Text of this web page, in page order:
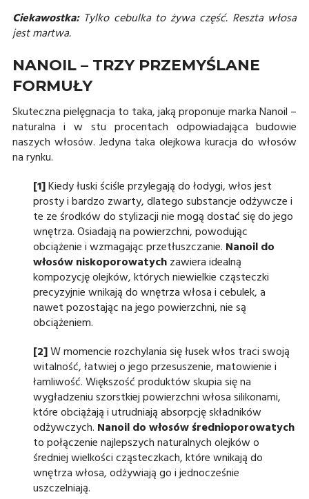
Ciekawostka:Tylko cebulka to żywa część. Reszta włosa
jest martwa.
NANOIL – TRZY PRZEMYŚLANE
FORMUŁY
Skuteczna pielęgnacja to taka, jaką proponuje marka Nanoil –
naturalna i w stu procentach odpowiadająca budowie
naszych włosów. Jedyna taka olejkowa kuracja do włosów
na rynku.
[1]Kiedy łuski ściśle przylegają do łodygi, włos jest
prosty i bardzo zwarty, dlatego substancje odżywcze i
te ze środków do stylizacji nie mogą dostać się do jego
wnętrza. Osiadają na powierzchni, powodując
obciążenie i wzmagając przetłuszczanie. Nanoil do
włosów niskoporowatychzawiera idealną
kompozycję olejków, których niewielkie cząsteczki
precyzyjnie wnikają do wnętrza włosa i cebulek, a
nawet pozostając na jego powierzchni, nie są
obciążeniem.
[2]W momencie rozchylania się łusek włos traci swoją
witalność, łatwiej o jego przesuszenie, matowienie i
łamliwość. Większość produktów skupia się na
wygładzeniu szorstkiej powierzchni włosa silikonami,
które obciążają i utrudniają absorpcję składników
odżywczych. Nanoil do włosów średnioporowatych
to połączenie najlepszych naturalnych olejków o
średniej wielkości cząsteczkach, które wnikają do
wnętrza włosa, odżywiają go i jednocześnie
uszczelniają.